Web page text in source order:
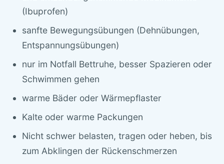
(Ibuprofen)
sanfte Bewegungsübungen (Dehnübungen,
Entspannungsübungen)
nur im Notfall Bettruhe, besser Spazieren oder
Schwimmen gehen
warme Bäder oder Wärmepflaster
Kalte oder warme Packungen
Nicht schwer belasten, tragen oder heben, bis
zum Abklingen der Rückenschmerzen